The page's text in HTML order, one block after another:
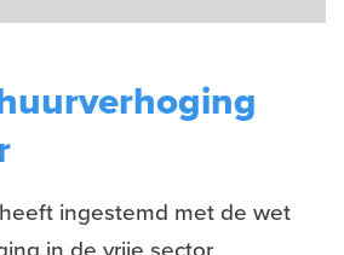
ingestemd met de wet